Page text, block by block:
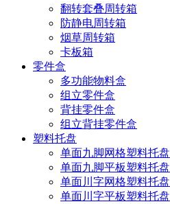
翻转套叠周转箱
防静电周转箱
烟草周转箱
卡板箱
零件盒
多功能物料盒
组立零件盒
背挂零件盒
组立背挂零件盒
塑料托盘
单面九脚网格塑料托盘
单面九脚平板塑料托盘
单面川字网格塑料托盘
单面川字平板塑料托盘